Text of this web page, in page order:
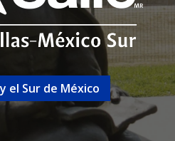
el Sur de México